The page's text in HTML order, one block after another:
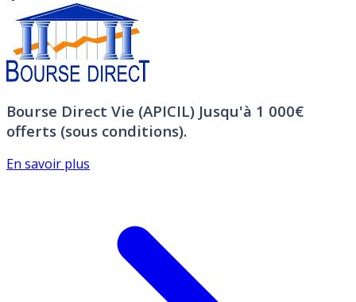
Bourse Direct Vie (APICIL) Jusqu'à 1 000€
offerts (sous conditions).
En savoir plus